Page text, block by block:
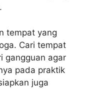
tempat yang
Cari tempat
gangguan agar
pada praktik
juga